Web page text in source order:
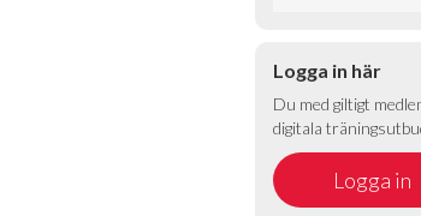
Logga in här
Du med giltigt
digitala